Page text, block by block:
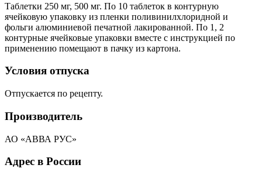
Таблетки 250 мг, 500 мг. По 10 таблеток в контурную
ячейковую упаковку из пленки поливинилхлоридной и
фольги алюминиевой печатной лакированной. По 1, 2
контурные ячейковые упаковки вместе с инструкцией по
применению помещают в пачку из картона.
Условия отпуска
Отпускается по рецепту.
Производитель
АО «АВВА РУС»
Адрес в России